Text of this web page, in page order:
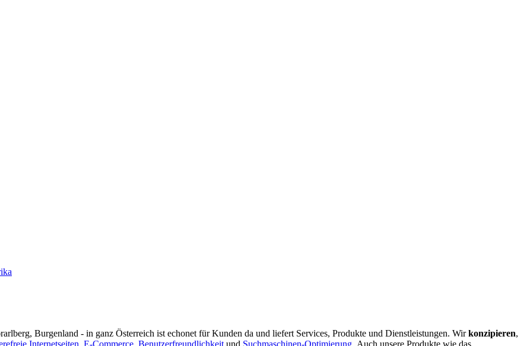
Burgenland - in ganz Österreich ist echonet für Kunden da und liefert Services, Produkte und Dienstleistungen. Wirkonzipieren,